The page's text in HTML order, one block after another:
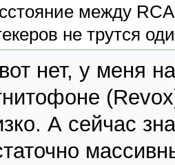
между
не трутся
нет, у меня
А сейчас